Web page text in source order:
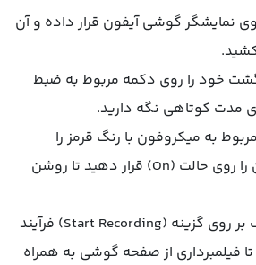
نمایشگر گوشی آیفون قرار داده و آن
خود را روی دکمه مربوط به ضبط
به میکروفون با رنگ قرمز را
انتخاب کنید و آن را روی حالت (On) قرار دهید تا روشن
در نهایت با کلیک بر روی گزینه (Start Recording) فرآیند
تا فیلمبرداری از صفحه گوشی به همراه